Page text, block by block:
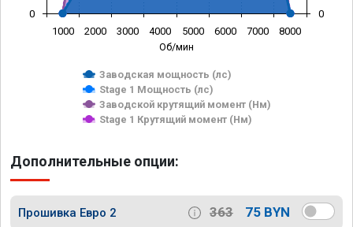
Об/мин
Заводская мощность (лс)
Stage 1 Мощность (лс)
Заводской крутящий момент (Нм)
Stage 1 Крутящий момент (Нм)
1000 2000 3000 4000 5000 6000 7000 8000
0 0
Дополнительные опции:
Прошивка Евро 2 363 75 BYN